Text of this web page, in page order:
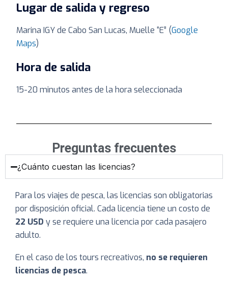
Lugar de salida y regreso
Marina IGY de Cabo San Lucas, Muelle “E” (Google
Maps)
Hora de salida
15-20 minutos antes de la hora seleccionada
Preguntas frecuentes
¿Cuánto cuestan las licencias?
Para los viajes de pesca, las licencias son obligatorias
por disposición oficial. Cada licencia tiene un costo de
22 USD y se requiere una licencia por cada pasajero
adulto.
En el caso de los tours recreativos, no se requieren
licencias de pesca.